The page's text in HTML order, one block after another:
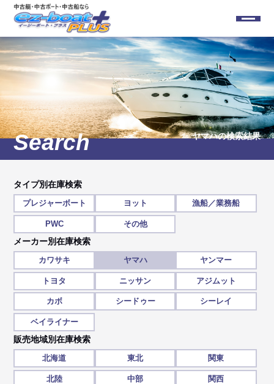
ヤマハの検索結果
タイプ別在庫検索
プレジャーボート ヨット 漁船／業務船
PWC その他
メーカー別在庫検索
カワサキ ヤマハ ヤンマー
トヨタ ニッサン アジムット
カボ シードゥー シーレイ
ベイライナー
販売地域別在庫検索
北海道 東北 関東
北陸 中部 関西